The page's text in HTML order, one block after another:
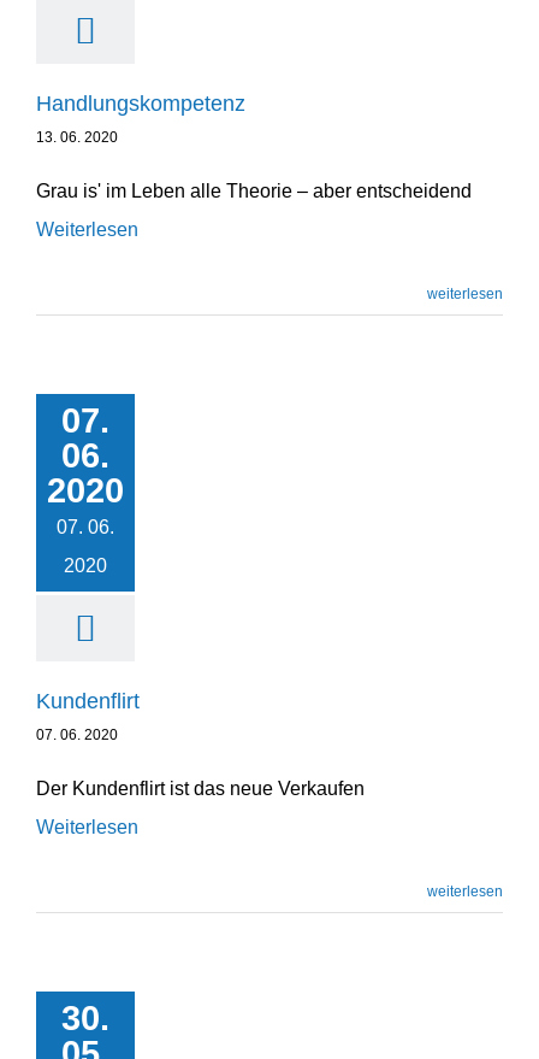
Handlungs­kom­petenz
13. 06. 2020
Grau is' im Leben alle Theorie – aber entscheidend
Weiterlesen
weiterlesen
07.
06.
2020
07. 06.
2020
Kunden­flirt
07. 06. 2020
Der Kundenflirt ist das neue Verkaufen
Weiterlesen
weiterlesen
30.